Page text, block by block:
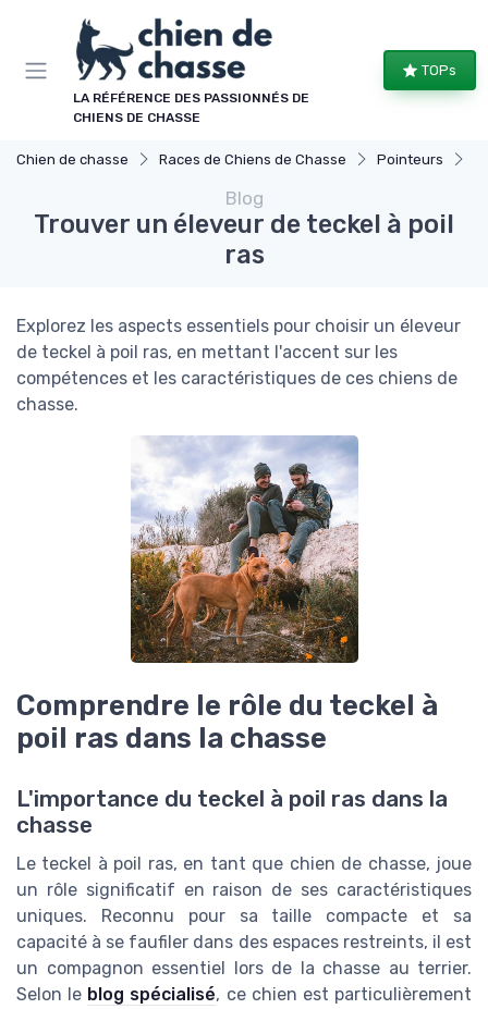
LA RÉFÉRENCE DES PASSIONNÉS DE
CHIENS DE CHASSE
TOPs
Chien de chasse Races de Chiens de Chasse Pointeurs
Blog
Trouver un éleveur de teckel à poil
ras
Explorez les aspects essentiels pour choisir un éleveur
de teckel à poil ras, en mettant l'accent sur les
compétences et les caractéristiques de ces chiens de
chasse.
Comprendre le rôle du teckel à
poil ras dans la chasse
L'importance du teckel à poil ras dans la
chasse
Le teckel à poil ras, en tant que chien de chasse, joue
un rôle significatif en raison de ses caractéristiques
uniques. Reconnu pour sa taille compacte et sa
capacité à se faufiler dans des espaces restreints, il est
un compagnon essentiel lors de la chasse au terrier.
Selon le blog spécialisé, ce chien est particulièrement
Panneau de gestion des cookies